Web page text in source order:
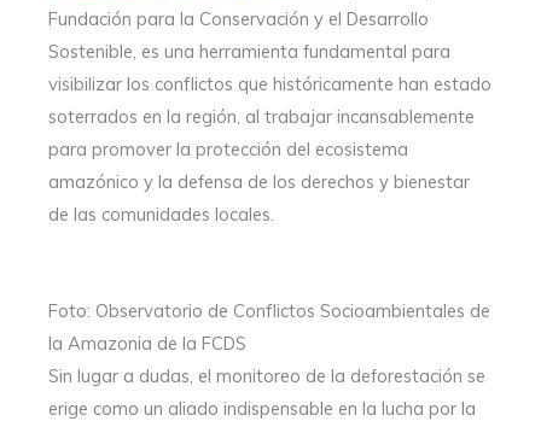
Fundación para la Conservación y el Desarrollo
Sostenible, es una herramienta fundamental para
visibilizar los conflictos que históricamente han estado
soterrados en la región, al trabajar incansablemente
para promover la protección del ecosistema
amazónico y la defensa de los derechos y bienestar
de las comunidades locales.
Foto: Observatorio de Conflictos Socioambientales de
la Amazonia de la FCDS
Sin lugar a dudas, el monitoreo de la deforestación se
erige como un aliado indispensable en la lucha por la